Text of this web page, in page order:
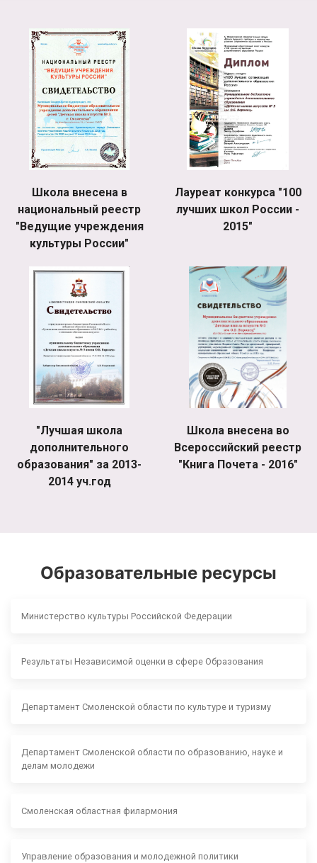
Школа внесена в
национальный реестр
"Ведущие учреждения
культуры России"
Лауреат конкурса "100
лучших школ России -
2015"
"Лучшая школа
дополнительного
образования" за 2013-
2014 уч.год
Школа внесена во
Всероссийский реестр
"Книга Почета - 2016"
Образовательные ресурсы
Министерство культуры Российской Федерации
Результаты Независимой оценки в сфере Образования
Департамент Смоленской области по культуре и туризму
Департамент Смоленской области по образованию, науке и
делам молодежи
Смоленская областная филармония
Управление образования и молодежной политики